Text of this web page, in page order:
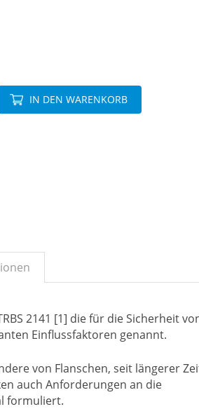
IN DEN WARENKORB
2141 [1] die für die Sicherheit
Einflussfaktoren genannt.
von Flanschen, seit längerer
auch Anforderungen an die
formuliert.